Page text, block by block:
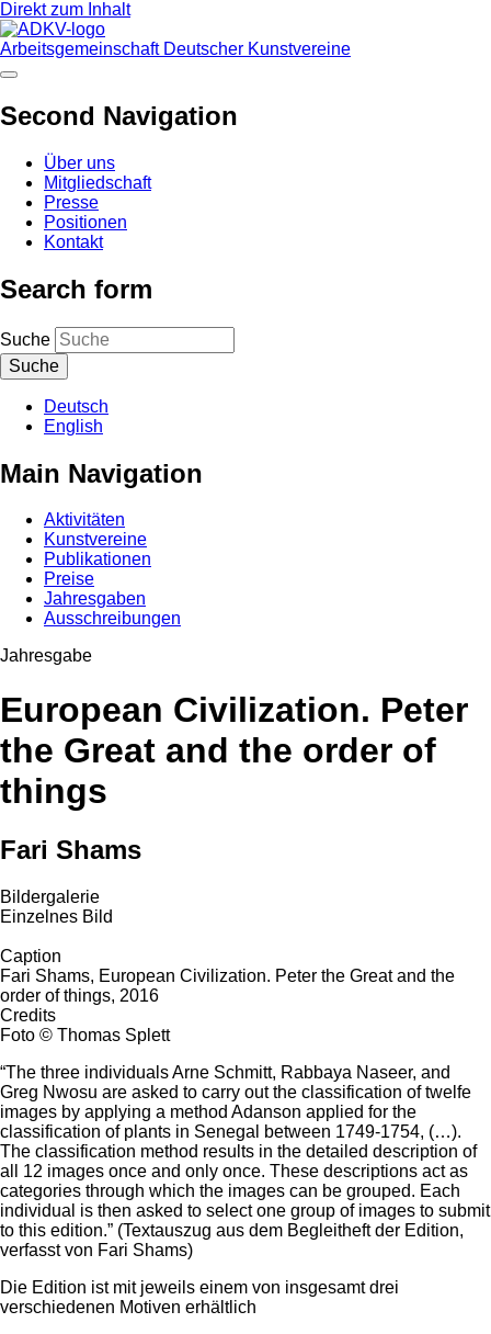
Direkt zum Inhalt
Arbeitsgemeinschaft Deutscher Kunstvereine
Second Navigation
Über uns
Mitgliedschaft
Presse
Positionen
Kontakt
Search form
Suche
Deutsch
English
Main Navigation
Aktivitäten
Kunstvereine
Publikationen
Preise
Jahresgaben
Ausschreibungen
Jahresgabe
European Civilization. Peter
the Great and the order of
things
Fari Shams
Bildergalerie
Einzelnes Bild
Caption
Fari Shams, European Civilization. Peter the Great and the
order of things, 2016
Credits
Foto © Thomas Splett
“The three individuals Arne Schmitt, Rabbaya Naseer, and
Greg Nwosu are asked to carry out the classification of twelfe
images by applying a method Adanson applied for the
classification of plants in Senegal between 1749-1754, (…).
The classification method results in the detailed description of
all 12 images once and only once. These descriptions act as
categories through which the images can be grouped. Each
individual is then asked to select one group of images to submit
to this edition.” (Textauszug aus dem Begleitheft der Edition,
verfasst von Fari Shams)
Die Edition ist mit jeweils einem von insgesamt drei
verschiedenen Motiven erhältlich